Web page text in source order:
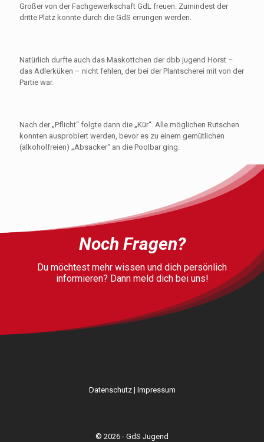
Großer von der Fachgewerkschaft GdL freuen. Zumindest der
dritte Platz konnte durch die GdS errungen werden.
Natürlich durfte auch das Maskottchen der dbb jugend Horst –
das Adlerküken – nicht fehlen, der bei der Plantscherei mit von der
Partie war.
Nach der „Pflicht“ folgte dann die „Kür“. Alle möglichen Rutschen
konnten ausprobiert werden, bevor es zu einem gemütlichen
(alkoholfreien) „Absacker“ an die Poolbar ging.
Noch Fragen?
Du möchtest mehr wissen und dich persönlich
informieren? Dann meld dich bei uns!
Datenschutz| Impressum
© 2026 - GdS Jugend